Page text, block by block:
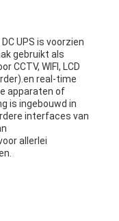
UPS is voorzien
gebruikt als
CCTV, WIFI, LCD
real-time
apparaten of
is ingebouwd in
interfaces van
allerlei